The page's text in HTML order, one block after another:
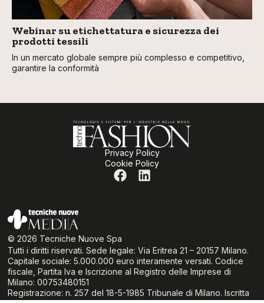
Webinar su etichettatura e sicurezza dei
prodotti tessili
In un mercato globale sempre più complesso e competitivo,
garantire la conformità
Privacy Policy
Cookie Policy
© 2026 Tecniche Nuove Spa
Tutti i diritti riservati. Sede legale: Via Eritrea 21 – 20157 Milano.
Capitale sociale: 5.000.000 euro interamente versati. Codice
fiscale, Partita Iva e Iscrizione al Registro delle Imprese di
Milano: 00753480151
Registrazione: n. 257 del 18-5-1985 Tribunale di Milano. Iscritta